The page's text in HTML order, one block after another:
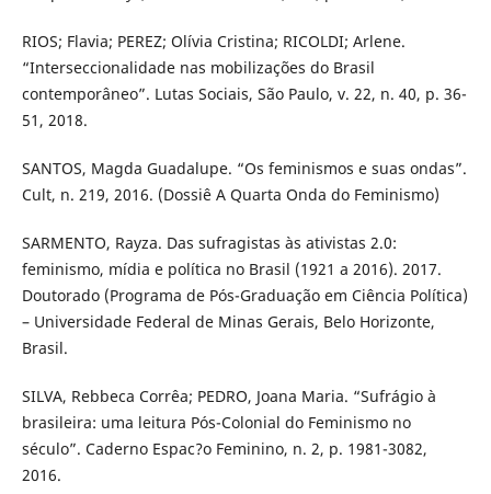
RIOS; Flavia; PEREZ; Olívia Cristina; RICOLDI; Arlene.
“Interseccionalidade nas mobilizações do Brasil
contemporâneo”. Lutas Sociais, São Paulo, v. 22, n. 40, p. 36-
51, 2018.
SANTOS, Magda Guadalupe. “Os feminismos e suas ondas”.
Cult, n. 219, 2016. (Dossiê A Quarta Onda do Feminismo)
SARMENTO, Rayza. Das sufragistas às ativistas 2.0:
feminismo, mídia e política no Brasil (1921 a 2016). 2017.
Doutorado (Programa de Pós-Graduação em Ciência Política)
– Universidade Federal de Minas Gerais, Belo Horizonte,
Brasil.
SILVA, Rebbeca Corrêa; PEDRO, Joana Maria. “Sufrágio à
brasileira: uma leitura Pós-Colonial do Feminismo no
século”. Caderno Espac?o Feminino, n. 2, p. 1981-3082,
2016.